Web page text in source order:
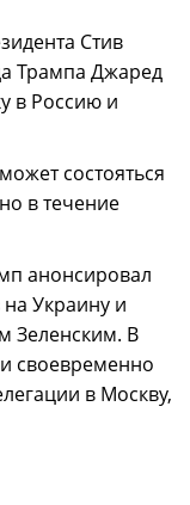
Стив
Трампа Джаред
в Россию и
состояться
в течение
анонсировал
Украину и
Зеленским. В
своевременно
в Москву,